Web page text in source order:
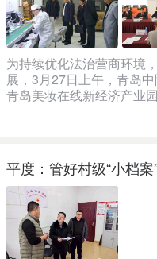
为持续优化法治营商环境
展，3月27日上午，青岛
青岛美妆在线新经济产业
平度：管好村级“小档